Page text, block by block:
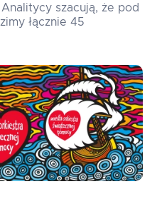
szacują, że pod
łącznie 45